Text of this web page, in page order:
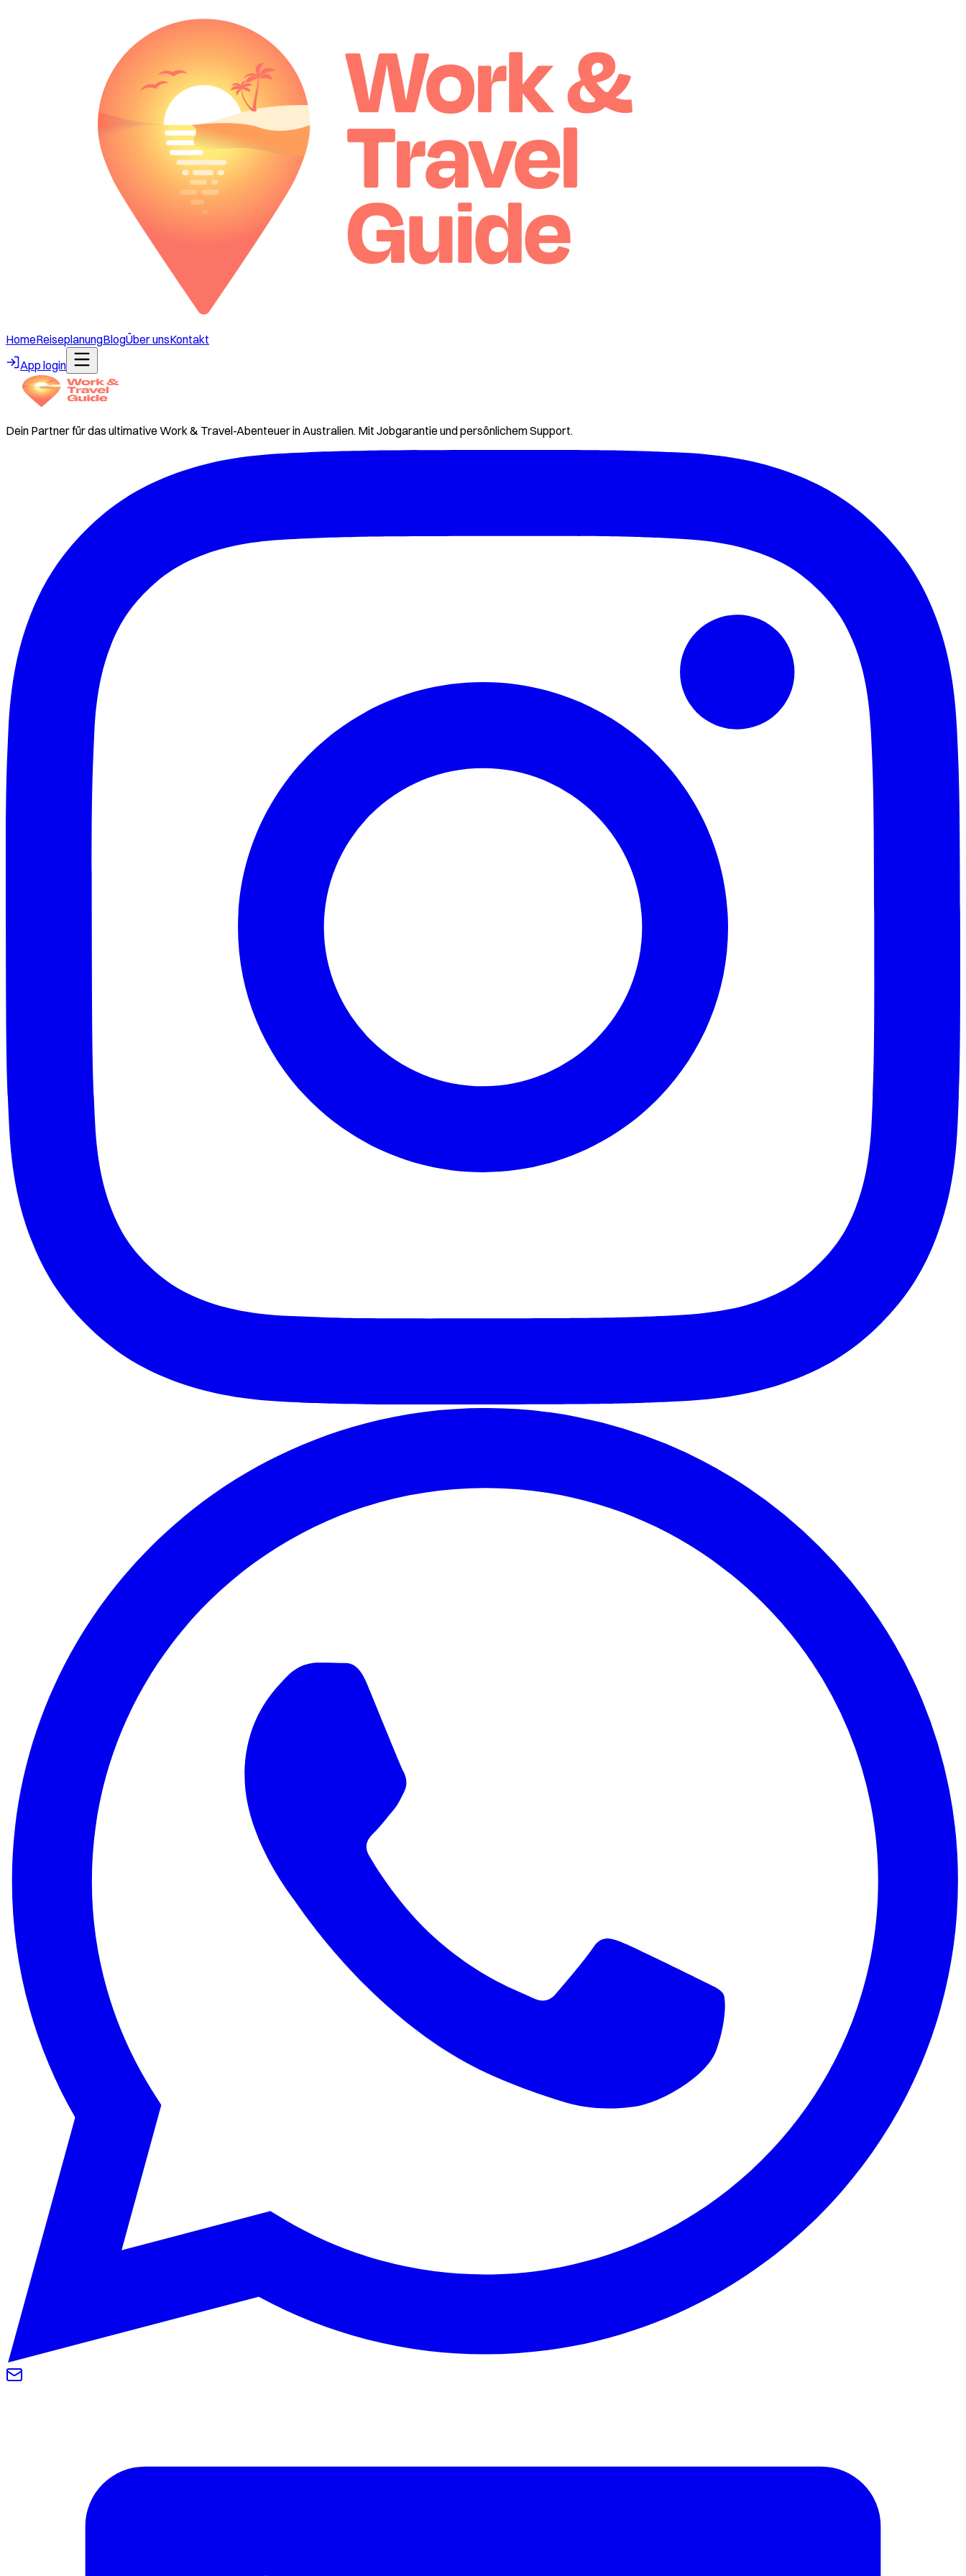
HomeReiseplanungBlogÜber unsKontakt
App login
Dein Partner für das ultimative Work & Travel-Abenteuer in Australien. Mit Jobgarantie und persönlichem Support.